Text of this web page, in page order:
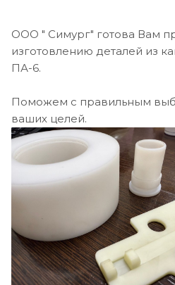
ООО " Симург" готова Вам
изготовлению деталей из
ПА-6.
Поможем с правильным
ваших целей.